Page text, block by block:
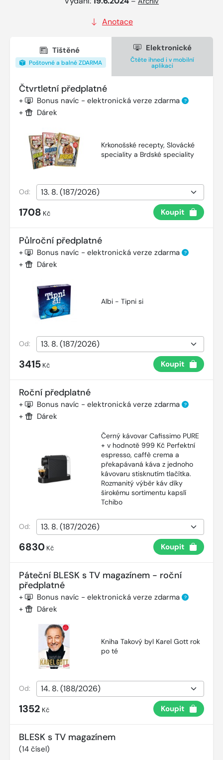
Anotace
Tištěné
Poštovné a balné ZDARMA
Elektronické
Čtěte ihned i v mobilní
aplikaci
Čtvrtletní předplatné
+ Bonus navíc - elektronická verze zdarma ?
+ Dárek
Krkonošské recepty, Slovácké
speciality a Brdské speciality
Od:
1708 Kč Koupit
Půlroční předplatné
+ Bonus navíc - elektronická verze zdarma ?
+ Dárek
Albi - Tipni si
Od:
3415 Kč Koupit
Roční předplatné
+ Bonus navíc - elektronická verze zdarma ?
+ Dárek
Černý kávovar Cafissimo PURE
+ v hodnotě 999 Kč Perfektní
espresso, caffè crema a
překapávaná káva z jednoho
kávovaru stisknutím tlačítka.
Rozmanitý výběr káv díky
širokému sortimentu kapslí
Tchibo
Od:
6830 Kč Koupit
Páteční BLESK s TV magazínem - roční
předplatné
+ Bonus navíc - elektronická verze zdarma ?
+ Dárek
Kniha Takový byl Karel Gott rok
po té
Od:
1352 Kč Koupit
BLESK s TV magazínem
(14 čísel)